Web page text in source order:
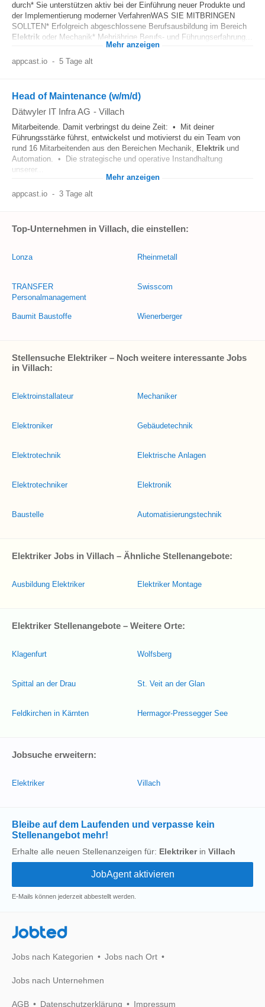
durch* Sie unterstützen aktiv bei der Einführung neuer Produkte und
der Implementierung moderner VerfahrenWAS SIE MITBRINGEN
SOLLTEN* Erfolgreich abgeschlossene Berufsausbildung im Bereich
Elektrik oder Mechanik* Mehrjährige Berufs- und Führungserfahrung...
Mehr anzeigen
appcast.io - 5 Tage alt
Head of Maintenance (w/m/d)
Dätwyler IT Infra AG - Villach
Mitarbeitende. Damit verbringst du deine Zeit: • Mit deiner
Führungsstärke führst, entwickelst und motivierst du ein Team von
rund 16 Mitarbeitenden aus den Bereichen Mechanik, Elektrik und
Automation. • Die strategische und operative Instandhaltung
unserer...
Mehr anzeigen
appcast.io - 3 Tage alt
Top-Unternehmen in Villach, die einstellen:
Lonza
TRANSFER
Personalmanagement
Baumit Baustoffe
Rheinmetall
Swisscom
Wienerberger
Stellensuche Elektriker – Noch weitere interessante Jobs
in Villach:
Elektroinstallateur
Elektroniker
Elektrotechnik
Elektrotechniker
Baustelle
Mechaniker
Gebäudetechnik
Elektrische Anlagen
Elektronik
Automatisierungstechnik
Elektriker Jobs in Villach – Ähnliche Stellenangebote:
Ausbildung Elektriker Elektriker Montage
Elektriker Stellenangebote – Weitere Orte:
Klagenfurt
Spittal an der Drau
Feldkirchen in Kärnten
Wolfsberg
St. Veit an der Glan
Hermagor-Pressegger See
Jobsuche erweitern:
Elektriker Villach
Bleibe auf dem Laufenden und verpasse kein
Stellenangebot mehr!
Erhalte alle neuen Stellenanzeigen für: Elektrikerin Villach
E-Mails können jederzeit abbestellt werden.
Jobted
Jobs nach Kategorien Jobs nach Ort
Jobs nach Unternehmen
AGB Datenschutzerklärung Impressum